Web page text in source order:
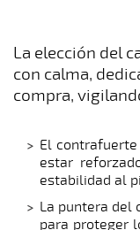
La elección del
con calma,
compra,
El
estar
estabilidad al
La puntera del
para proteger